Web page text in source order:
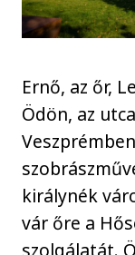
Ernő, az őr,
Ödön, az
királynék
vár őre a
szolgálatát.